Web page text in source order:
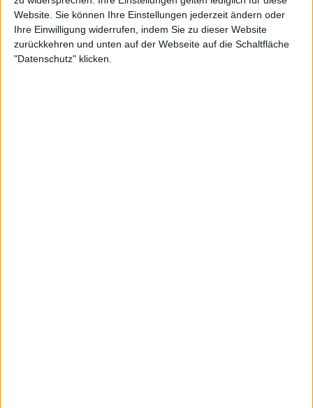
Website. Sie können Ihre Einstellungen jederzeit ändern oder
Ihre Einwilligung widerrufen, indem Sie zu dieser Website
zurückkehren und unten auf der Webseite auf die Schaltfläche
"Datenschutz" klicken.